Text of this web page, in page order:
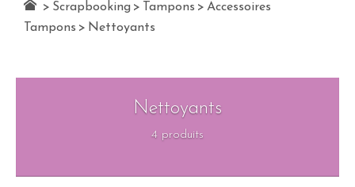
> Scrapbooking > Tampons > Accessoires
Tampons > Nettoyants
Nettoyants
4 produits